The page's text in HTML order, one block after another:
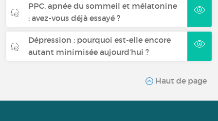
PPC, apnée du sommeil et mélatonine
: avez-vous déjà essayé ?
Dépression : pourquoi est-elle encore
autant minimisée aujourd’hui ?
Haut de page